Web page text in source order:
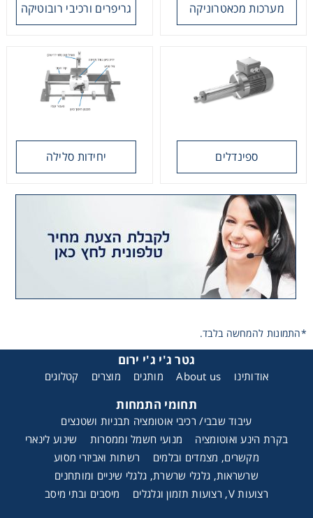
מערכות מכאטרוניקה גריפרים ורכיבי רובוטיקה
ספינדלים יחידות סלילה
*התמונות להמחשה בלבד.
גטר ג'י ג'י ירום
אודותינו About us מותגים מוצרים קטלוגים
תחומי התמחות
עיבוד שבבי/ רכיבי אוטומציה תבניות ושטנצים
בקרת הינע ואוטומציה
מנועי חשמל וממסרות
שינוע לינארי
מקשרים, מצמדים ובלמים
רשתות ואביזרי מסוע
שרשראות, גלגלי שרשרת, גלגלי שיניים ומותחנים
רצועות V, רצועות תזמון וגלגלים
מיסבים ובתי מיסב
צירים לינאריים מופעלי בורג כדורי
צירים לינאריים מופעלי מנוע לינארי